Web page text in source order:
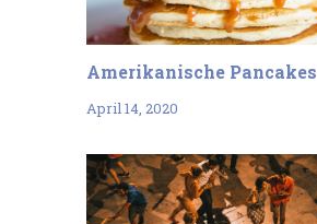
Amerikanische Pancakes
April 14, 2020